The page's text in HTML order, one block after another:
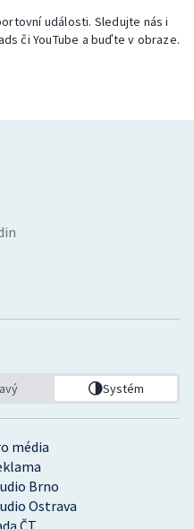
události. Sledujte nás i
či YouTube a buďte v obraze.
média
Brno
Ostrava
Systém